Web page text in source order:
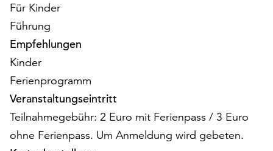
ändern
und
widerrufen.
Dafür
steht
Ihnen
am
Ende
der
Seite
Für Kinder
Führung
Empfehlungen
Kinder
Ferienprogramm
Veranstaltungseintritt
Teilnahmegebühr: 2 Euro mit Ferienpass / 3 Euro
ohne Ferienpass. Um Anmeldung wird gebeten.